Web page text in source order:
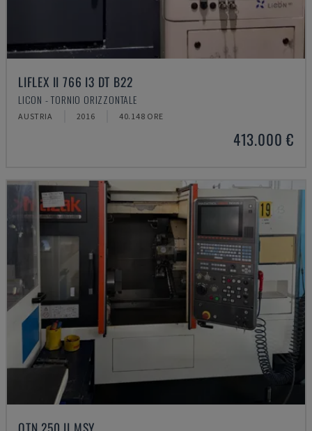
LIFLEX II 766 I3 DT B22
LICON - TORNIO ORIZZONTALE
AUSTRIA 2016 40.148 ORE
413.000 €